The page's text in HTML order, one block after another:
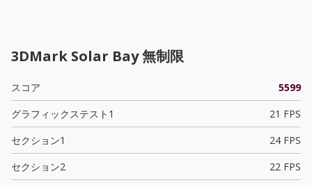
3DMark Solar Bay 無制限
スコア
5599
グラフィックステスト1
21 FPS
セクション1
24 FPS
セクション2
22 FPS